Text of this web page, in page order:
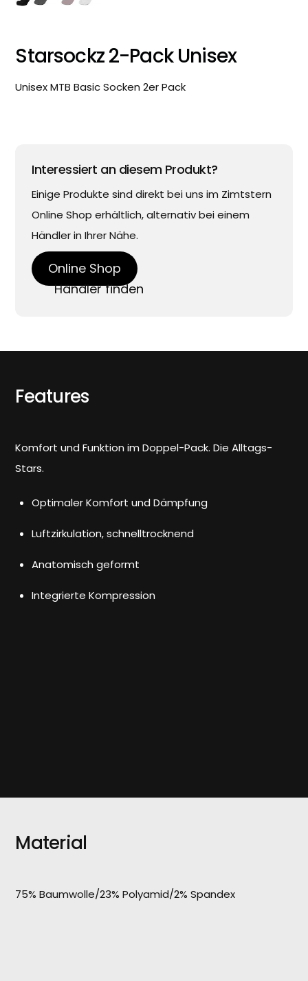
Starsockz 2-Pack Unisex
Unisex MTB Basic Socken 2er Pack
Interessiert an diesem Produkt?
Einige Produkte sind direkt bei uns im Zimtstern
Online Shop erhältlich, alternativ bei einem
Händler in Ihrer Nähe.
Online Shop
Händler finden
Features
Komfort und Funktion im Doppel-Pack. Die Alltags-
Stars.
Optimaler Komfort und Dämpfung
Luftzirkulation, schnelltrocknend
Anatomisch geformt
Integrierte Kompression
Material
75% Baumwolle/23% Polyamid/2% Spandex